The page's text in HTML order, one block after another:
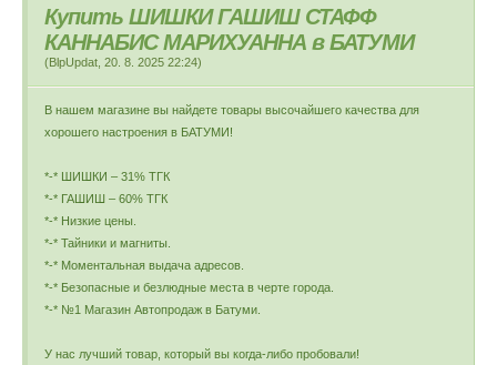
Купить ШИШКИ ГАШИШ СТАФФ
КАННАБИС МАРИХУАННА в БАТУМИ
(BlpUpdat 20. 8. 2025 22:24)
В нашем магазине вы найдете товары высочайшего качества для
хорошего настроения в БАТУМИ!
*-* ШИШКИ – 31% ТГК
*-* ГАШИШ – 60% ТГК
*-* Низкие цены.
*-* Тайники и магниты.
*-* Моментальная выдача адресов.
*-* Безопасные и безлюдные места в черте города.
*-* №1 Магазин Автопродаж в Батуми.
У нас лучший товар, который вы когда-либо пробовали!